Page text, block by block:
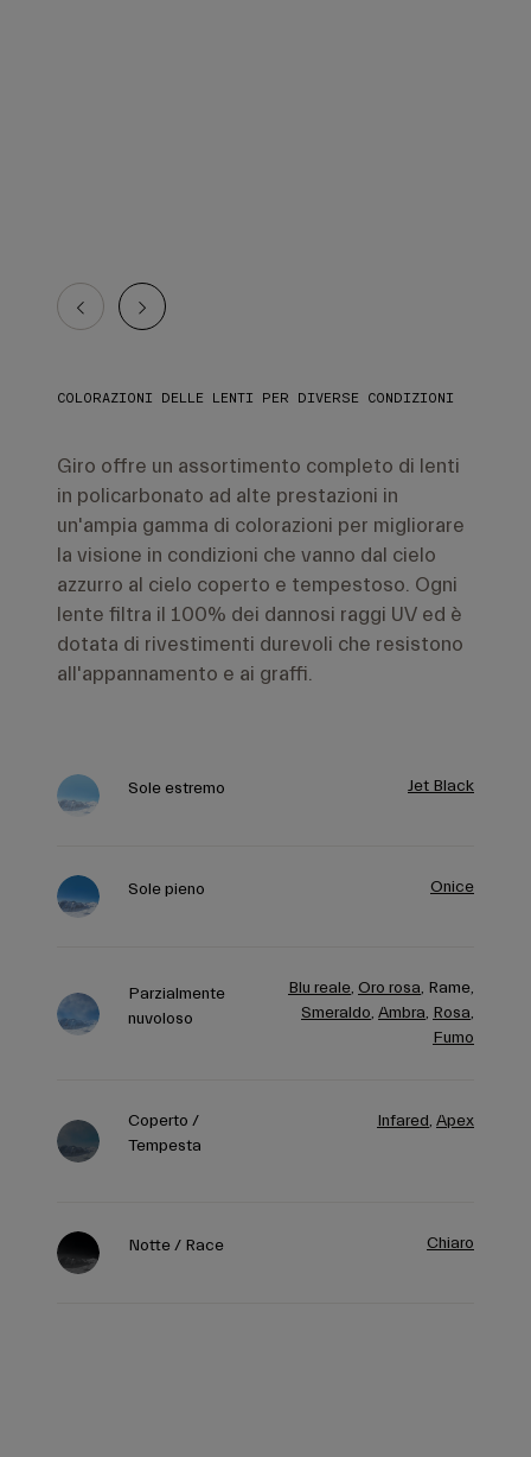
COLORAZIONI DELLE LENTI PER DIVERSE CONDIZIONI
Giro offre un assortimento completo di lenti
in policarbonato ad alte prestazioni in
un'ampia gamma di colorazioni per migliorare
la visione in condizioni che vanno dal cielo
azzurro al cielo coperto e tempestoso. Ogni
lente filtra il 100% dei dannosi raggi UV ed è
dotata di rivestimenti durevoli che resistono
all'appannamento e ai graffi.
Sole estremo Jet Black
Sole pieno Onice
Parzialmente
nuvoloso
Blu reale, Oro rosa, Rame,
Smeraldo, Ambra, Rosa,
Fumo
Coperto /
Tempesta
Infared, Apex
Notte / Race Chiaro